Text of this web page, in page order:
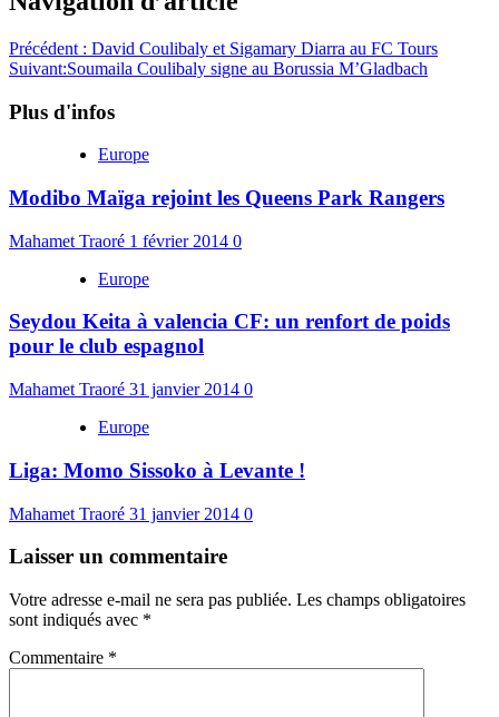
Précédent : David Coulibaly et Sigamary Diarra au FC Tours
Suivant:Soumaila Coulibaly signe au Borussia M’Gladbach
Plus d'infos
Europe
Modibo Maïga rejoint les Queens Park Rangers
Mahamet Traoré 1 février 2014 0
Europe
Seydou Keita à valencia CF: un renfort de poids
pour le club espagnol
Mahamet Traoré 31 janvier 2014 0
Europe
Liga: Momo Sissoko à Levante !
Mahamet Traoré 31 janvier 2014 0
Laisser un commentaire
Votre adresse e-mail ne sera pas publiée. Les champs obligatoires
sont indiqués avec *
Commentaire *